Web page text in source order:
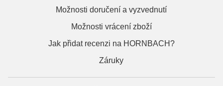
Možnosti doručení a vyzvednutí
Možnosti vrácení zboží
Jak přidat recenzi na HORNBACH?
Záruky